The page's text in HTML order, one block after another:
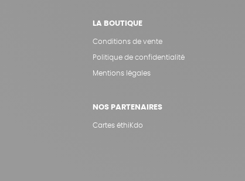
LA BOUTIQUE
Conditions de vente
Politique de confidentialité
Mentions légales
NOS PARTENAIRES
Cartes éthiKdo